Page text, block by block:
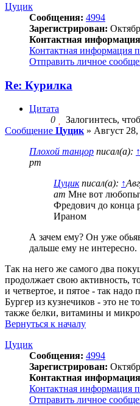
Цуцик
Сообщения: 4994
Зарегистрирован:
Контактная
Контактная информация
Отправить личное
Re: Курилка
Цитата
0
Залогинтесь,
Сообщение Цуцик » Август
Плохой танцор писал(а): ↑
pm
Цуцикписал(а): ↑
am Мне вот
Фредович до конца
Ираном
А зачем ему? Он уже
дальше ему не интересно.
Так на него же самого два
продолжает свою активность,
и четвертое, и пятое - так надо
Бургер из кузнечиков - это не
также белки, витамины и
Вернуться к началу
Цуцик
Сообщения: 4994
Зарегистрирован:
Контактная
Контактная информация
Отправить личное